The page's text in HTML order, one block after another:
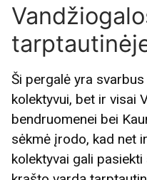
Ši pergalė yra
kolektyvui, bet ir visai
bendruomenei bei
sėkmė įrodo, kad net
kolektyvai gali